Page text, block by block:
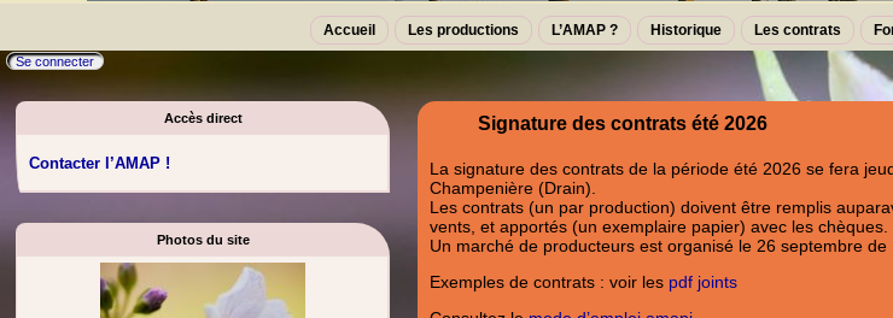
Accueil Les productions L’AMAP ? Historique Les contrats
Se connecter
Signature des contrats été 2026
La signature des contrats de la période été 2026 se fera
Champenière (Drain).
Les contrats (un par production) doivent être remplis
vents, et apportés (un exemplaire papier) avec les chèques.
Un marché de producteurs est organisé le 26 septembre
Exemples de contrats : voir les pdf joints
Accès direct
Contacter l’AMAP !
Photos du site